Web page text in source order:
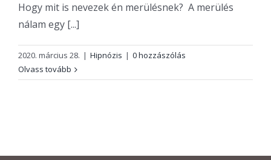
Hogy mit is nevezek én merülésnek? A merülés
nálam egy [...]
2020. március 28. | Hipnózis | 0 hozzászólás
Olvass tovább